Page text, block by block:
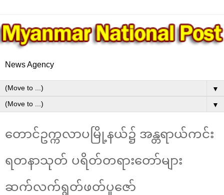
News Agency
▼
▼
တောင်ဥက္ကလာပမြို့နယ်၌ အန္တရာယ်ကင်း
ရတနာသုတ် ပရိတ်တရားတော်များ
ဆက်လက်ရွတ်ဖတ်ပူဇော်